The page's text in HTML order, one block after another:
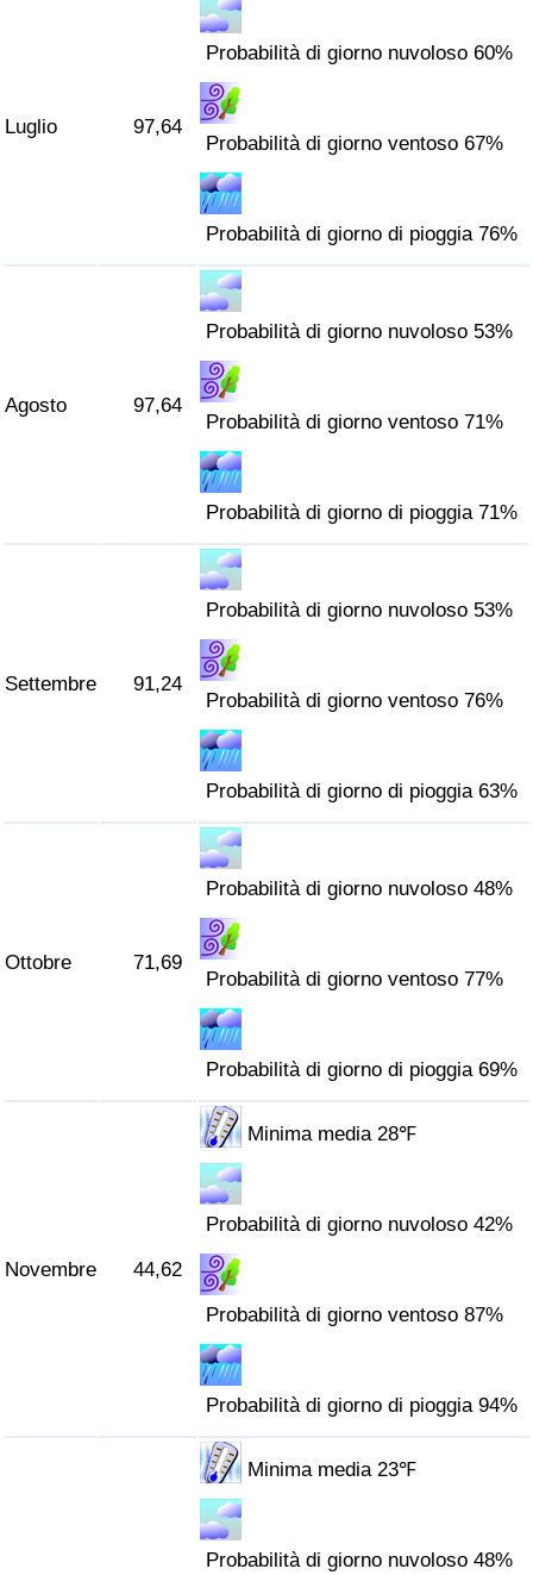
Luglio 97,64
Probabilità di giorno nuvoloso 60%
Probabilità di giorno ventoso 67%
Probabilità di giorno di pioggia 76%
Agosto 97,64
Probabilità di giorno nuvoloso 53%
Probabilità di giorno ventoso 71%
Probabilità di giorno di pioggia 71%
Settembre 91,24
Probabilità di giorno nuvoloso 53%
Probabilità di giorno ventoso 76%
Probabilità di giorno di pioggia 63%
Ottobre 71,69
Probabilità di giorno nuvoloso 48%
Probabilità di giorno ventoso 77%
Probabilità di giorno di pioggia 69%
Novembre 44,62
Minima media 28℉
Probabilità di giorno nuvoloso 42%
Probabilità di giorno ventoso 87%
Probabilità di giorno di pioggia 94%
Minima media 23℉
Probabilità di giorno nuvoloso 48%